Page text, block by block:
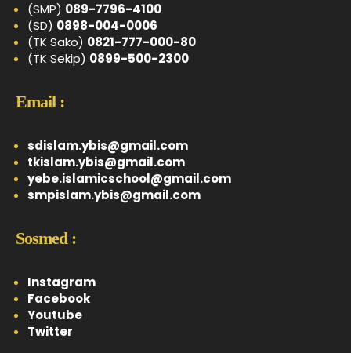
(SMP) 089-7796-4100
(SD) 0898-004-0006
(TK Sako) 0821-777-000-80
(TK Sekip) 0899-500-2300
Email :
sdislam.ybis@gmail.com
tkislam.ybis@gmail.com
yebe.islamicschool@gmail.com
smpislam.ybis@gmail.com
Sosmed :
Instagram
Facebook
Youtube
Twitter